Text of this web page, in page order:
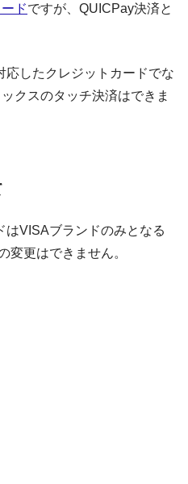
ドですが、QUICPay決済と
応したクレジットカードでな
クスのタッチ決済はできま
はVISAブランドのみとなる
変更はできません。